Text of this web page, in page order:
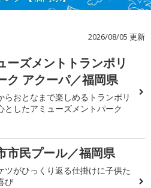
2026/08/05 更新
ーズメントトランポリ
ク アクーパ／福岡県
らおとなまで楽しめるトランポリ
としたアミューズメントパーク
市民プール／福岡県
ツがひっくり返る仕掛けに子供た
び